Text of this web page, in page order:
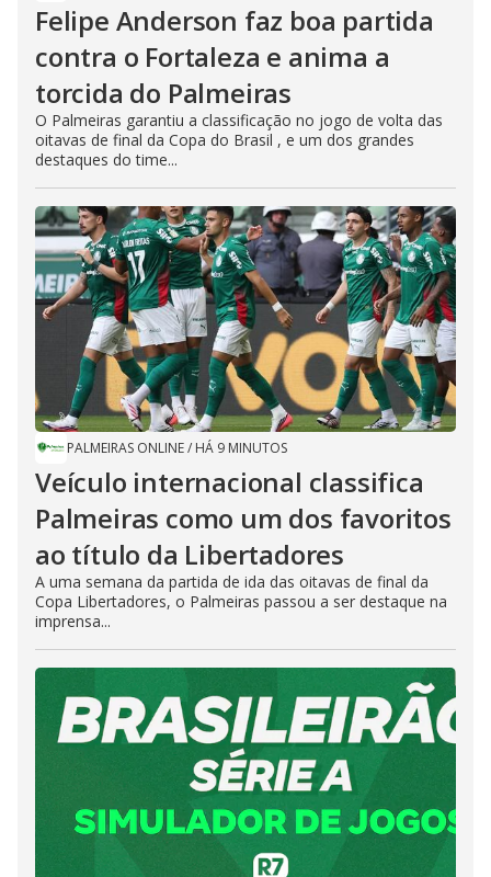
Felipe Anderson faz boa partida
contra o Fortaleza e anima a
torcida do Palmeiras
O Palmeiras garantiu a classificação no jogo de volta das
oitavas de final da Copa do Brasil , e um dos grandes
destaques do time...
PALMEIRAS ONLINE/ HÁ 9 MINUTOS
Veículo internacional classifica
Palmeiras como um dos favoritos
ao título da Libertadores
A uma semana da partida de ida das oitavas de final da
Copa Libertadores, o Palmeiras passou a ser destaque na
imprensa...